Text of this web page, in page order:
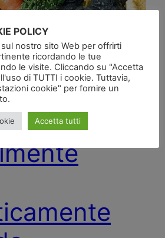
POLICY
nostro sito Web per offrirti
ricordando le tue
le visite. Cliccando su "Accetta
di TUTTI i cookie. Tuttavia,
cookie" per fornire un
Accetta tutti